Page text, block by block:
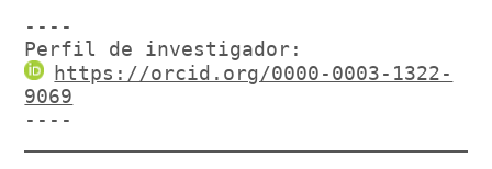
----
Perfil de investigador:
https://orcid.org/0000-0003-1322-
9069
----